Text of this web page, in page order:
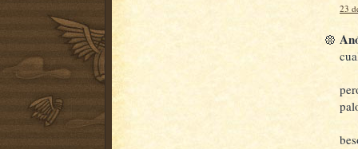
23